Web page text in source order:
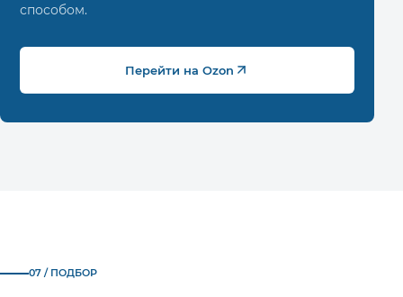
способом.
Перейти на Ozon
07 / ПОДБОР